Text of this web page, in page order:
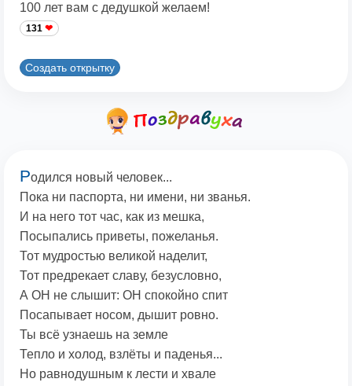
100 лет вам с дедушкой желаем!
131
Создать открытку
Родился новый человек...
Пока ни паспорта, ни имени, ни званья.
И на него тот час, как из мешка,
Посыпались приветы, пожеланья.
Тот мудростью великой наделит,
Тот предрекает славу, безусловно,
А ОН не слышит: ОН спокойно спит
Посапывает носом, дышит ровно.
Ты всё узнаешь на земле
Тепло и холод, взлёты и паденья...
Но равнодушным к лести и хвале